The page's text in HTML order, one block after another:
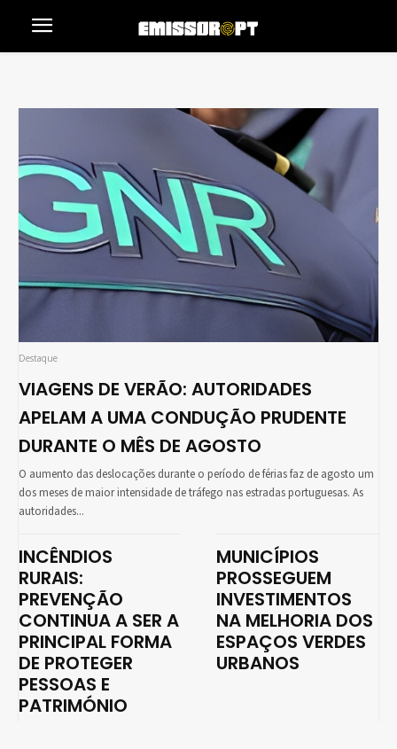
Destaque
VIAGENS DE VERÃO: AUTORIDADES
APELAM A UMA CONDUÇÃO PRUDENTE
DURANTE O MÊS DE AGOSTO
O aumento das deslocações durante o período de férias faz de agosto um
dos meses de maior intensidade de tráfego nas estradas portuguesas. As
autoridades...
INCÊNDIOS
RURAIS:
PREVENÇÃO
CONTINUA A SER A
PRINCIPAL FORMA
DE PROTEGER
PESSOAS E
PATRIMÓNIO
MUNICÍPIOS
PROSSEGUEM
INVESTIMENTOS
NA MELHORIA DOS
ESPAÇOS VERDES
URBANOS